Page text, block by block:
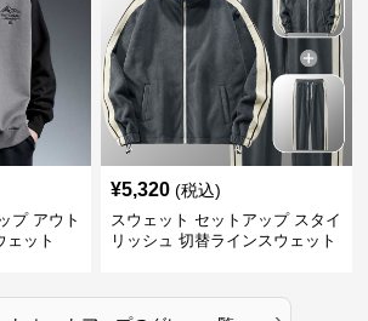
プ アウト
ェット
¥5,320 (税込)
スウェット セットアップ スタイ
リッシュ 切替ラインスウェット